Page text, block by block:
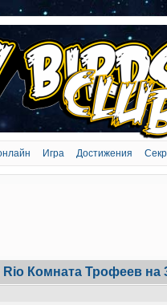
Игра Достижения
Комната Трофеев на